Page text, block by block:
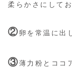
柔らかさにしてお
②卵を常温に出
③薄力粉とココ